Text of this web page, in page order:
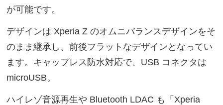
が可能です。
デザインは Xperia Z のオムニバランスデザインをそ
のまま継承し、前後フラットなデザインとなってい
ます。キャップレス防水対応で、USB コネクタは
microUSB。
ハイレゾ音源再生や Bluetooth LDAC も「Xperia